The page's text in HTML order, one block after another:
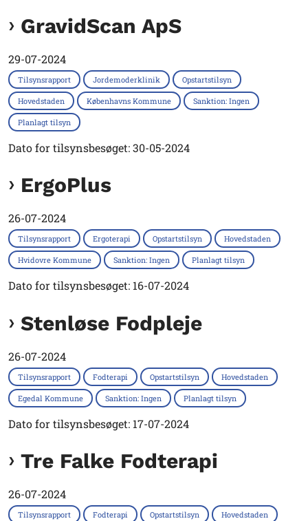
GravidScan ApS
29-07-2024
Tilsynsrapport Jordemoderklinik Opstartstilsyn
Hovedstaden Københavns Kommune Sanktion: Ingen
Planlagt tilsyn
Dato for tilsynsbesøget: 30-05-2024
ErgoPlus
26-07-2024
Tilsynsrapport Ergoterapi Opstartstilsyn Hovedstaden
Hvidovre Kommune Sanktion: Ingen Planlagt tilsyn
Dato for tilsynsbesøget: 16-07-2024
Stenløse Fodpleje
26-07-2024
Tilsynsrapport Fodterapi Opstartstilsyn Hovedstaden
Egedal Kommune Sanktion: Ingen Planlagt tilsyn
Dato for tilsynsbesøget: 17-07-2024
Tre Falke Fodterapi
26-07-2024
Tilsynsrapport Fodterapi Opstartstilsyn Hovedstaden